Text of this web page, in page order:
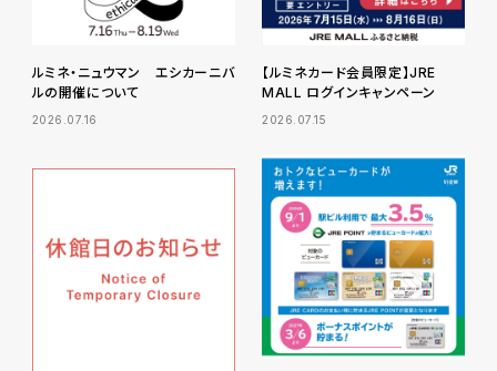
ルミネ・ニュウマン エシカーニバ
ルの開催について
2026.07.16
【ルミネカード会員限定】JRE
MALL ログインキャンペーン
2026.07.15